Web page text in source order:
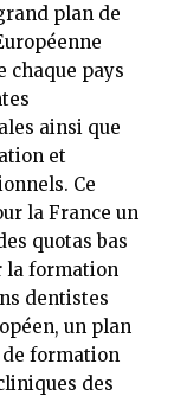
plan de
chaque pays
ainsi que
et
Ce
la France un
quotas bas
la formation
dentistes
un plan
formation
des